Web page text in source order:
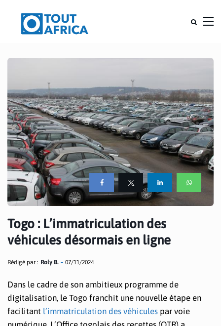
Togo : L’immatriculation des
véhicules désormais en ligne
Rédigé par : Roly B. 07/11/2024
Dans le cadre de son ambitieux programme de
digitalisation, le Togo franchit une nouvelle étape en
facilitant l’immatriculation des véhicules par voie